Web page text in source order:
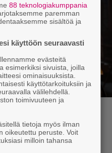
ja Tom Cruisen
– Syynä Cruisen
88 teknologiakumppania
paremman
sisältöä ja
käyttöön seuraavasti
evästeitä
esimerkiksi sivuista, joilla
ominaisuuksista.
käyttötarkoituksiin ja
välilehdellä.
toimivuuteen ja
tietoja myös ilman
oikeutettu peruste. Voit
milloin tahansa